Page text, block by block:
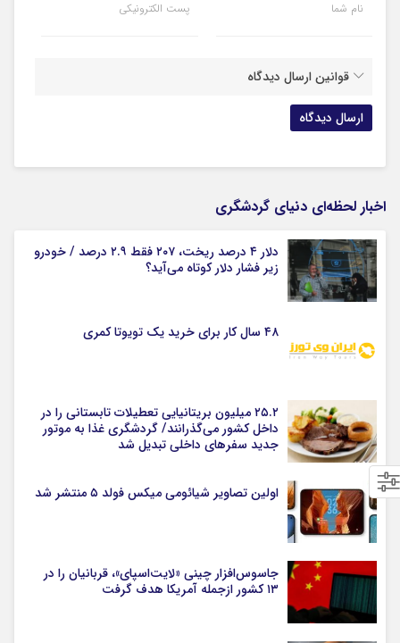
نام شما پست الکترونیکی
قوانین ارسال دیدگاه
اخبار لحظه‌ای دنیای گردشگری
دلار ۴ درصد ریخت، ۲۰۷ فقط ۲.۹ درصد / خودرو
زیر فشار دلار کوتاه می‌آید؟
۴۸ سال کار برای خرید یک تویوتا کمری
۲۵.۲ میلیون بریتانیایی تعطیلات تابستانی را در
داخل کشور می‌گذرانند/ گردشگری غذا به موتور
جدید سفرهای داخلی تبدیل شد
اولین تصاویر شیائومی میکس فولد ۵ منتشر شد
جاسوس‌افزار چینی «لایت‌اسپای»، قربانیان را در
۱۳ کشور ازجمله آمریکا هدف گرفت